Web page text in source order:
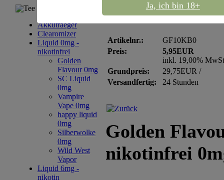
Tee Sortiment
Akkutraeger
Clearomizer
Liquid 0mg -
nikotinfrei
Golden
Flavour 0mg
SC Liquid
0mg
Vampire
Vape 0mg
happy liquid
0mg
Silberwolke
0mg
Wild West
Vapor
Liquid 6mg -
nikotin
Golden Flavour 10ml
Artikelnr.:
GF10KB0
Preis:
5,95EUR
inkl. 19,00%
Grundpreis:
29,75EUR /
Versandfertig:
24 Stunden
Golden
nikotinfrei
Ja, ich bin 18+